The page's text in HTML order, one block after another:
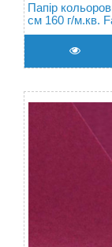
Папір
см 160 г/м.кв.